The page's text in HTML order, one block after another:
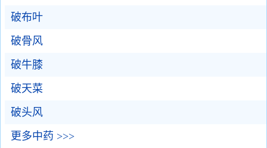
破布叶
破骨风
破牛膝
破天菜
破头风
更多中药 >>>